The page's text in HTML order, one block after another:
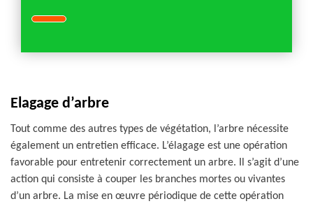
Elagage d’arbre
Tout comme des autres types de végétation, l’arbre nécessite
également un entretien efficace. L’élagage est une opération
favorable pour entretenir correctement un arbre. Il s’agit d’une
action qui consiste à couper les branches mortes ou vivantes
d’un arbre. La mise en œuvre périodique de cette opération